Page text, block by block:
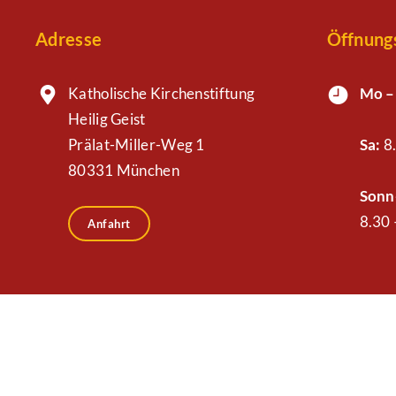
Adresse
Katholische Kirchenstiftung
Heilig Geist
Prälat-Miller-Weg 1
80331 München
Anfahrt
Mo
Sa:
8.30